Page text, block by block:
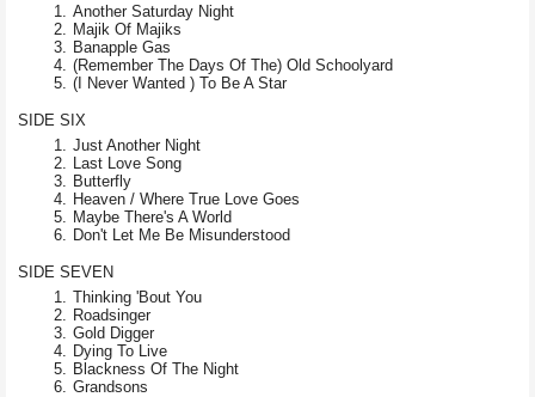
Another Saturday Night
Majik Of Majiks
Banapple Gas
(Remember The Days Of The) Old Schoolyard
(I Never Wanted ) To Be A Star
SIDE SIX
Just Another Night
Last Love Song
Butterfly
Heaven / Where True Love Goes
Maybe There's A World
Don't Let Me Be Misunderstood
SIDE SEVEN
Thinking 'Bout You
Roadsinger
Gold Digger
Dying To Live
Blackness Of The Night
Grandsons